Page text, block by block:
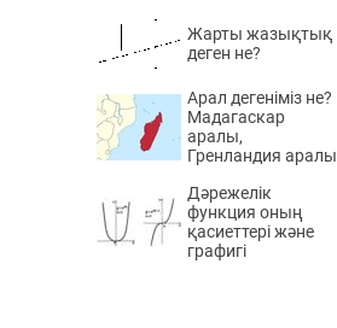
Жарты жазықтық
деген не?
Арал дегеніміз не?
Мадагаскар
аралы,
Гренландия аралы
Дәрежелік
функция оның
қасиеттері және
графигі